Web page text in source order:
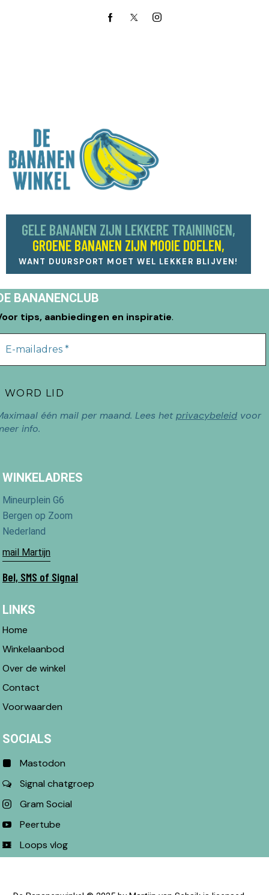
GELE BANANEN ZIJN LEKKERE TRAININGEN,
GROENE BANANEN ZIJN MOOIE DOELEN,
WANT DUURSPORT MOET WEL LEKKER BLIJVEN!
BANANENCLUB
tips, aanbiedingen en inspiratie.
één mail per maand. Lees het privacybeleid voor
info.
WINKELADRES
Mineurplein G6
Bergen op Zoom
Nederland
mail Martijn
Bel, SMS of Signal
LINKS
Home
Winkelaanbod
Over de winkel
Contact
Voorwaarden
SOCIALS
Mastodon
Signal chatgroep
Gram Social
Peertube
Loops vlog